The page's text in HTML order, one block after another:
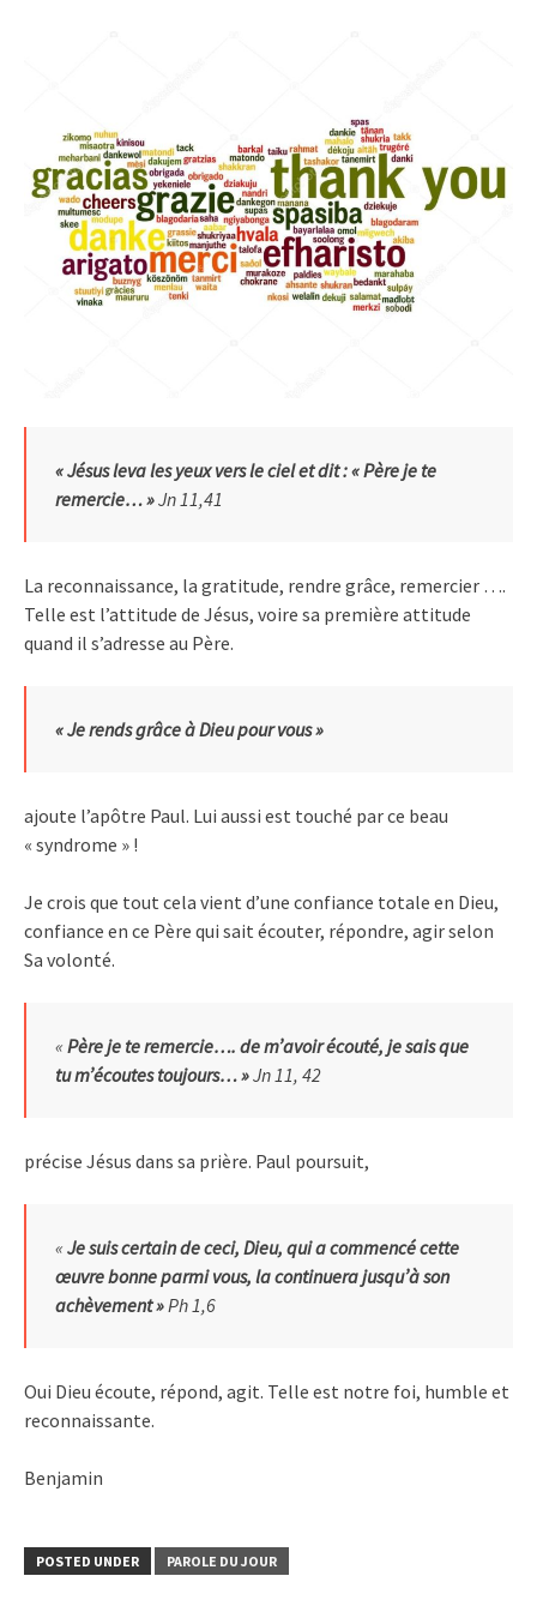
« Jésus leva les yeux vers le ciel et dit : « Père je te
remercie… »Jn 11,41
La reconnaissance, la gratitude, rendre grâce, remercier ….
Telle est l’attitude de Jésus, voire sa première attitude
quand il s’adresse au Père.
« Je rends grâce à Dieu pour vous »
ajoute l’apôtre Paul. Lui aussi est touché par ce beau
« syndrome » !
Je crois que tout cela vient d’une confiance totale en Dieu,
confiance en ce Père qui sait écouter, répondre, agir selon
Sa volonté.
« Père je te remercie…. de m’avoir écouté, je sais que
tu m’écoutes toujours… »Jn 11, 42
précise Jésus dans sa prière. Paul poursuit,
« Je suis certain de ceci, Dieu, qui a commencécette
œuvre bonne parmi vous, la continuera jusqu’à son
achèvement »Ph 1,6
Oui Dieu écoute, répond, agit. Telle est notre foi, humble et
reconnaissante.
Benjamin
POSTED UNDER PAROLE DU JOUR